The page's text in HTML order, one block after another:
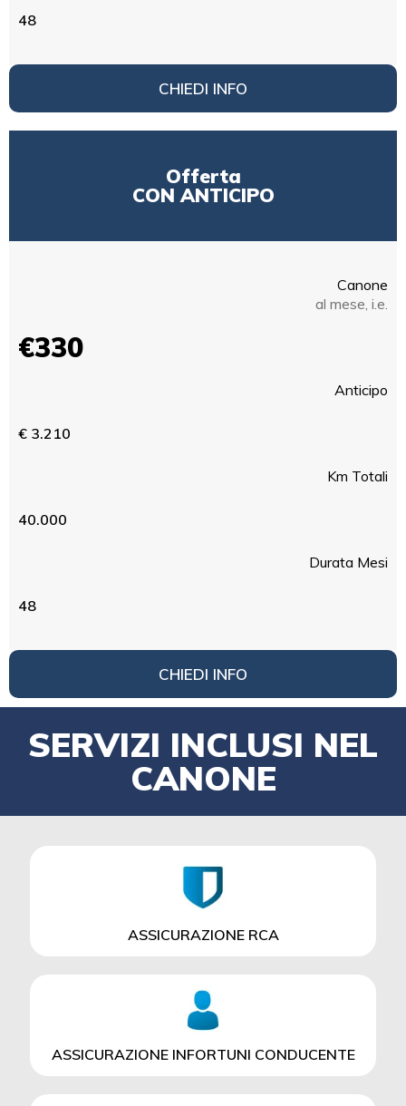
48
CHIEDI INFO
Offerta
CON ANTICIPO
Canone
al mese, i.e.
€330
Anticipo
€ 3.210
Km Totali
40.000
Durata Mesi
48
CHIEDI INFO
SERVIZI INCLUSI NEL
CANONE
ASSICURAZIONE RCA
ASSICURAZIONE INFORTUNI CONDUCENTE